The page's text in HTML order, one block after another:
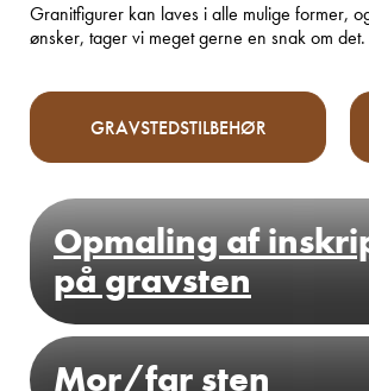
Granitfigurer kan laves i alle mulige former,
ønsker, tager vi meget gerne en snak om det.
Opmaling af
på gravsten
Mor/far sten